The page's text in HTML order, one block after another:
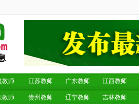
教师 江苏教师 广东教师 江西教师
教师 贵州教师 辽宁教师 吉林教师